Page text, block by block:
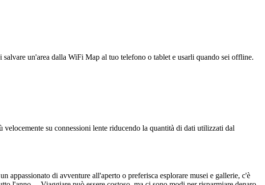
un'area dalla WiFi Map al tuo telefono o tablet e usarli quando sei offline.
su connessioni lente riducendo la quantità di dati utilizzati dal
appassionato di avventure all'aperto o preferisca esplorare musei e gallerie, c'è